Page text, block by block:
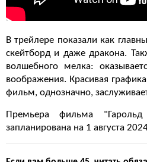
В трейлере показали как
скейтборд и даже дракона.
волшебного мелка:
воображения. Красивая
фильм, однозначно,
Премьера фильма
запланирована на 1 августа